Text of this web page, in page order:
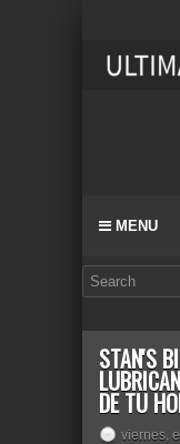
MENU
STAN'S
DE TU
viernes,